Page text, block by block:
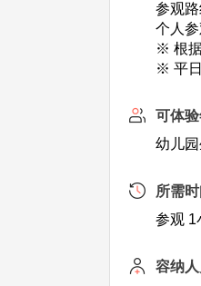
参观
个人
※ 根
※ 平
可体
幼儿
所需时
参观 1
容纳